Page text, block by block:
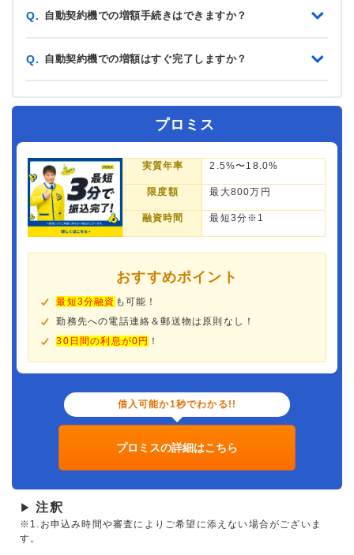
Q. 自動契約機での増額手続きはできますか？
Q. 自動契約機での増額はすぐ完了しますか？
プロミス
実質年率 2.5%〜18.0%
限度額 最大800万円
融資時間 最短3分※1
おすすめポイント
最短3分融資 も可能！
勤務先への電話連絡＆郵送物は原則なし！
30日間の利息が0円 ！
借入可能か1秒でわかる!!
プロミスの詳細はこちら
▶ 注釈
※1.お申込み時間や審査によりご希望に添えない場合がございま
す。